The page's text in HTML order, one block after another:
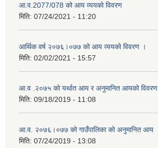
आ.व.2077/078 को आय व्ययको विवरण
मिति: 07/24/2021 - 11:20
आर्थिक वर्ष २०७६।०७७ को आय व्ययको विवरण ।
मिति: 02/02/2021 - 15:57
आ.व .२०७५ को यर्थात आय र अनुमानित आयको विवरण
मिति: 09/18/2019 - 11:08
आ.व. २०७६।०७७ को गाउँपालिका को अनुमानित आय
मिति: 07/24/2019 - 13:08